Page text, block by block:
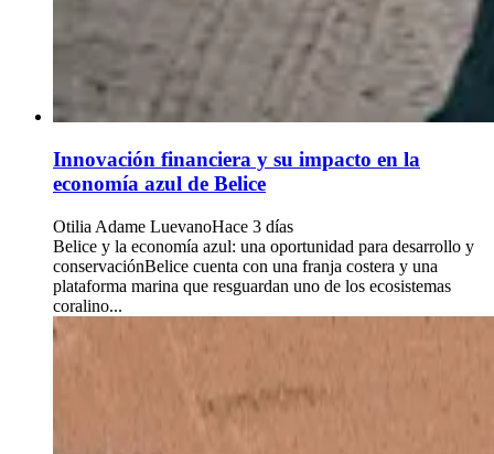
Innovación financiera y su impacto en la
economía azul de Belice
Otilia Adame LuevanoHace 3 días
Belice y la economía azul: una oportunidad para desarrollo y
conservaciónBelice cuenta con una franja costera y una
plataforma marina que resguardan uno de los ecosistemas
coralino...